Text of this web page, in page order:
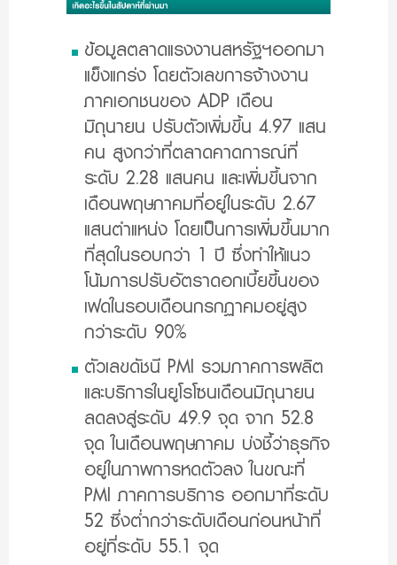
ข้อมูลตลาดแรงงานสหรัฐฯออกมา
แข็งแกร่ง โดยตัวเลขการจ้างงาน
ภาคเอกชนของ ADP เดือน
มิถุนายน ปรับตัวเพิ่มขึ้น 4.97 แสน
คน สูงกว่าที่ตลาดคาดการณ์ที่
ระดับ 2.28 แสนคน และเพิ่มขึ้นจาก
เดือนพฤษภาคมที่อยู่ในระดับ 2.67
แสนตำแหน่ง โดยเป็นการเพิ่มขึ้นมาก
ที่สุดในรอบกว่า 1 ปี ซึ่งทำให้แนว
โน้มการปรับอัตราดอกเบี้ยขึ้นของ
เฟดในรอบเดือนกรกฏาคมอยู่สูง
กว่าระดับ 90%
ตัวเลขดัชนี PMI รวมภาคการผลิต
และบริการในยูโรโซนเดือนมิถุนายน
ลดลงสู่ระดับ 49.9 จุด จาก 52.8
จุด ในเดือนพฤษภาคม บ่งชี้ว่าธุรกิจ
อยู่ในภาพการหดตัวลง ในขณะที่
PMI ภาคการบริการ ออกมาที่ระดับ
52 ซึ่งต่ำกว่าระดับเดือนก่อนหน้าที่
อยู่ที่ระดับ 55.1 จุด